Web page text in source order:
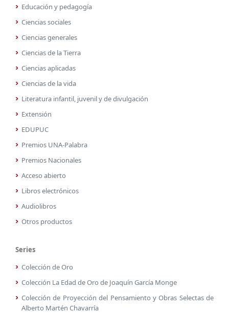
Educación y pedagogía
Ciencias sociales
Ciencias generales
Ciencias de la Tierra
Ciencias aplicadas
Ciencias de la vida
Literatura infantil, juvenil y de divulgación
Extensión
EDUPUC
Premios UNA-Palabra
Premios Nacionales
Acceso abierto
Libros electrónicos
Audiolibros
Otros productos
Series
Colección de Oro
Colección La Edad de Oro de Joaquín García Monge
Colección de Proyección del Pensamiento y Obras Selectas de
Alberto Martén Chavarría